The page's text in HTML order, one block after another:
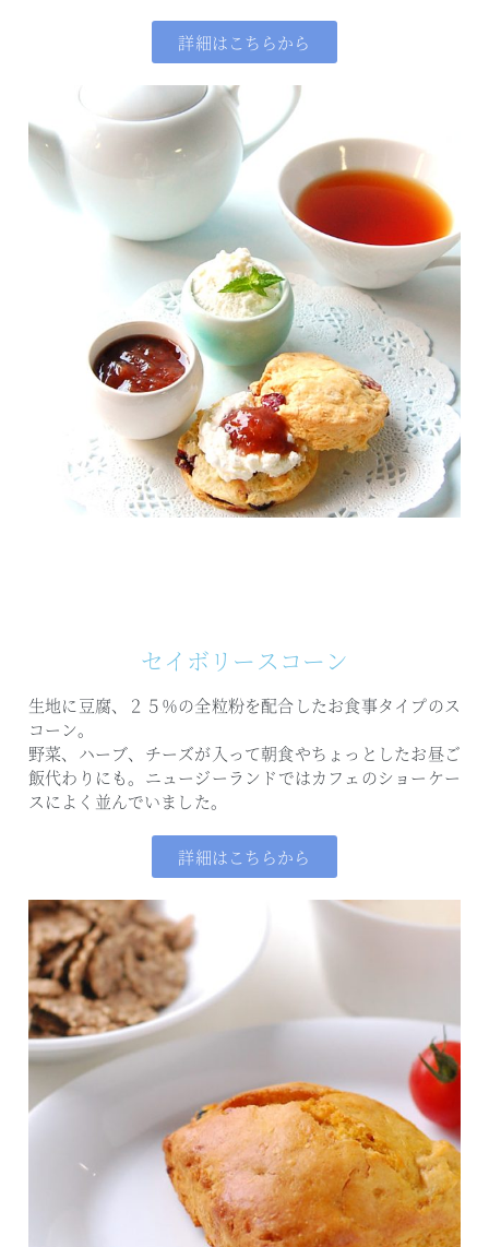
詳細はこちらから
セイボリースコーン
生地に豆腐、２５％の全粒粉を配合したお食事タイプのス
コーン。
野菜、ハーブ、チーズが入って朝食やちょっとしたお昼ご
飯代わりにも。 ニュージーランドではカフェのショーケー
スによく並んでいました。
詳細はこちらから